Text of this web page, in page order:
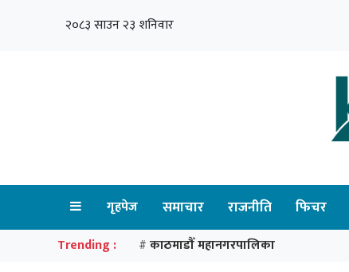
२०८३ साउन २३ शनिवार
गृहपेज समाचार राजनीति फिचर
Trending : # काठमाडौँ महानगरपालिका